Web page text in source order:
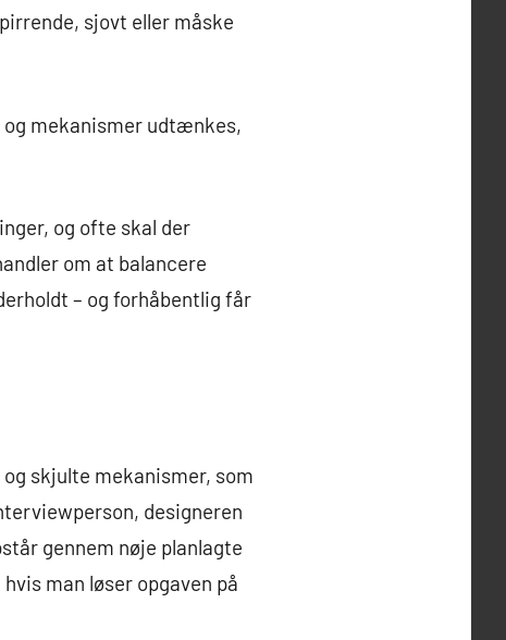
sjovt eller måske
og mekanismer udtænkes,
og ofte skal der
om at balancere
– og forhåbentlig får
skjulte mekanismer, som
designeren
gennem nøje planlagte
man løser opgaven på